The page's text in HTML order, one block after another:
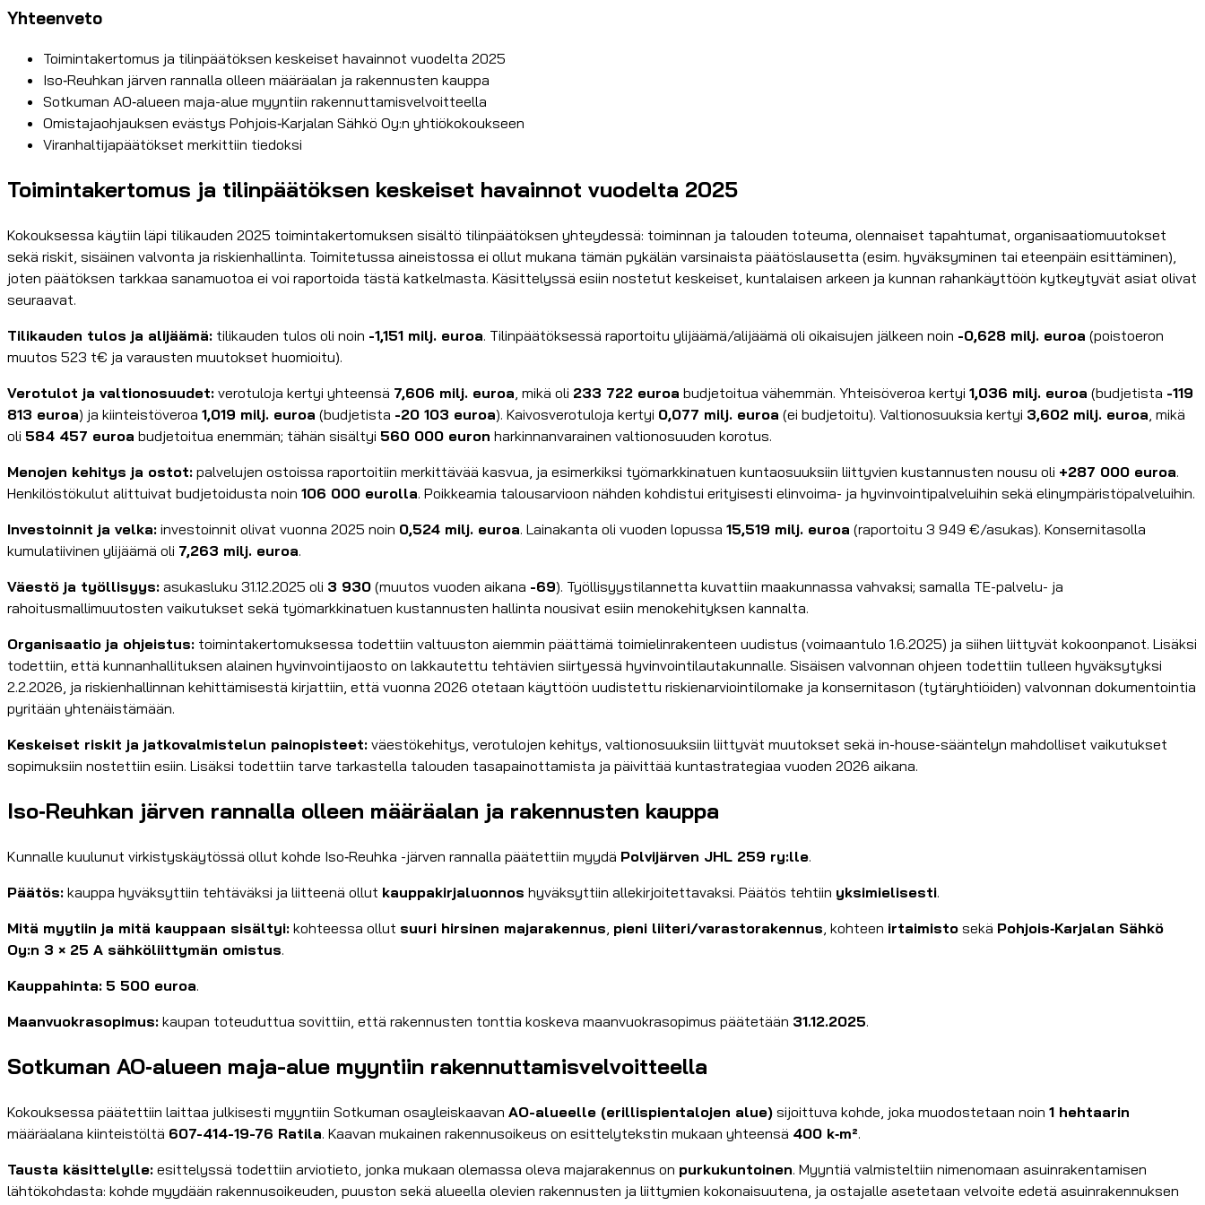
Yhteenveto
Toimintakertomus ja tilinpäätöksen keskeiset havainnot vuodelta 2025
Iso‑Reuhkan järven rannalla olleen määräalan ja rakennusten kauppa
Sotkuman AO‑alueen maja-alue myyntiin rakennuttamisvelvoitteella
Omistajaohjauksen evästys Pohjois‑Karjalan Sähkö Oy:n yhtiökokoukseen
Viranhaltijapäätökset merkittiin tiedoksi
Toimintakertomus ja tilinpäätöksen keskeiset havainnot vuodelta 2025
Kokouksessa käytiin läpi tilikauden 2025 toimintakertomuksen sisältö tilinpäätöksen yhteydessä: toiminnan ja talouden toteuma, olennaiset tapahtumat, organisaatiomuutokset
sekä riskit, sisäinen valvonta ja riskienhallinta. Toimitetussa aineistossa ei ollut mukana tämän pykälän varsinaista päätöslausetta (esim. hyväksyminen tai eteenpäin esittäminen),
joten päätöksen tarkkaa sanamuotoa ei voi raportoida tästä katkelmasta. Käsittelyssä esiin nostetut keskeiset, kuntalaisen arkeen ja kunnan rahankäyttöön kytkeytyvät asiat olivat
seuraavat.
Tilikauden tulos ja alijäämä: tilikauden tulos oli noin -1,151 milj. euroa. Tilinpäätöksessä raportoitu ylijäämä/alijäämä oli oikaisujen jälkeen noin -0,628 milj. euroa (poistoeron
muutos 523 t€ ja varausten muutokset huomioitu).
Verotulot ja valtionosuudet: verotuloja kertyi yhteensä 7,606 milj. euroa, mikä oli 233 722 euroa budjetoitua vähemmän. Yhteisöveroa kertyi 1,036 milj. euroa (budjetista -119
813 euroa) ja kiinteistöveroa 1,019 milj. euroa (budjetista -20 103 euroa). Kaivosverotuloja kertyi 0,077 milj. euroa (ei budjetoitu). Valtionosuuksia kertyi 3,602 milj. euroa, mikä
oli 584 457 euroa budjetoitua enemmän; tähän sisältyi 560 000 euron harkinnanvarainen valtionosuuden korotus.
Menojen kehitys ja ostot: palvelujen ostoissa raportoitiin merkittävää kasvua, ja esimerkiksi työmarkkinatuen kuntaosuuksiin liittyvien kustannusten nousu oli +287 000 euroa.
Henkilöstökulut alittuivat budjetoidusta noin 106 000 eurolla. Poikkeamia talousarvioon nähden kohdistui erityisesti elinvoima- ja hyvinvointipalveluihin sekä elinympäristöpalveluihin.
Investoinnit ja velka: investoinnit olivat vuonna 2025 noin 0,524 milj. euroa. Lainakanta oli vuoden lopussa 15,519 milj. euroa (raportoitu 3 949 €/asukas). Konsernitasolla
kumulatiivinen ylijäämä oli 7,263 milj. euroa.
Väestö ja työllisyys: asukasluku 31.12.2025 oli 3 930 (muutos vuoden aikana -69). Työllisyystilannetta kuvattiin maakunnassa vahvaksi; samalla TE-palvelu- ja
rahoitusmallimuutosten vaikutukset sekä työmarkkinatuen kustannusten hallinta nousivat esiin menokehityksen kannalta.
Organisaatio ja ohjeistus: toimintakertomuksessa todettiin valtuuston aiemmin päättämä toimielinrakenteen uudistus (voimaantulo 1.6.2025) ja siihen liittyvät kokoonpanot. Lisäksi
todettiin, että kunnanhallituksen alainen hyvinvointijaosto on lakkautettu tehtävien siirtyessä hyvinvointilautakunnalle. Sisäisen valvonnan ohjeen todettiin tulleen hyväksytyksi
2.2.2026, ja riskienhallinnan kehittämisestä kirjattiin, että vuonna 2026 otetaan käyttöön uudistettu riskienarviointilomake ja konsernitason (tytäryhtiöiden) valvonnan dokumentointia
pyritään yhtenäistämään.
Keskeiset riskit ja jatkovalmistelun painopisteet: väestökehitys, verotulojen kehitys, valtionosuuksiin liittyvät muutokset sekä in-house-sääntelyn mahdolliset vaikutukset
sopimuksiin nostettiin esiin. Lisäksi todettiin tarve tarkastella talouden tasapainottamista ja päivittää kuntastrategiaa vuoden 2026 aikana.
Iso‑Reuhkan järven rannalla olleen määräalan ja rakennusten kauppa
Kunnalle kuulunut virkistyskäytössä ollut kohde Iso‑Reuhka -järven rannalla päätettiin myydä Polvijärven JHL 259 ry:lle.
Päätös: kauppa hyväksyttiin tehtäväksi ja liitteenä ollut kauppakirjaluonnos hyväksyttiin allekirjoitettavaksi. Päätös tehtiin yksimielisesti.
Mitä myytiin ja mitä kauppaan sisältyi: kohteessa ollut suuri hirsinen majarakennus pieni liiteri/varastorakennus , kohteen irtaimisto sekä Pohjois‑Karjalan Sähkö
Oy:n 3 × 25 A sähköliittymän omistus.
Kauppahinta: 5 500 euroa.
Maanvuokrasopimus: kaupan toteuduttua sovittiin, että rakennusten tonttia koskeva maanvuokrasopimus päätetään 31.12.2025.
Sotkuman AO‑alueen maja-alue myyntiin rakennuttamisvelvoitteella
Kokouksessa päätettiin laittaa julkisesti myyntiin Sotkuman osayleiskaavan AO-alueelle (erillispientalojen alue) sijoittuva kohde, joka muodostetaan noin 1 hehtaarin
määräalana kiinteistöltä 607-414-19-76 Ratila. Kaavan mukainen rakennusoikeus on esittelytekstin mukaan yhteensä 400 k‑m².
Tausta käsittelylle: esittelyssä todettiin arviotieto, jonka mukaan olemassa oleva majarakennus on purkukuntoinen. Myyntiä valmisteltiin nimenomaan asuinrakentamisen
lähtökohdasta: kohde myydään rakennusoikeuden, puuston sekä alueella olevien rakennusten ja liittymien kokonaisuutena, ja ostajalle asetetaan velvoite edetä asuinrakennuksen